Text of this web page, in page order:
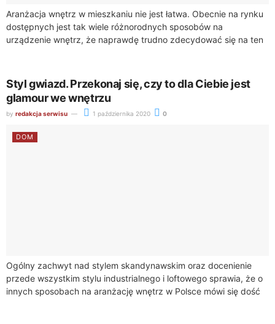
Aranżacja wnętrz w mieszkaniu nie jest łatwa. Obecnie na rynku
dostępnych jest tak wiele różnorodnych sposobów na
urządzenie wnętrz, że naprawdę trudno zdecydować się na ten
Styl gwiazd. Przekonaj się, czy to dla Ciebie jest
glamour we wnętrzu
by redakcja serwisu 1 października 2020 0
DOM
Ogólny zachwyt nad stylem skandynawskim oraz docenienie
przede wszystkim stylu industrialnego i loftowego sprawia, że o
innych sposobach na aranżację wnętrz w Polsce mówi się dość